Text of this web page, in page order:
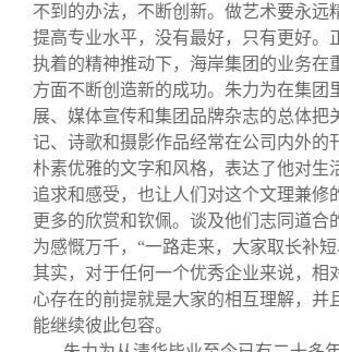
不到的办法，不断创新。做艺术要永远
提高专业水平，没有最好，只有更好。
执着的精神推动下，海岸集团的业务在
方面不断创造新的成功。朱力为在集团
展、媒体宣传和集团品牌杂志的总体把
记、诗歌和摄影作品经常在公司内外的
朴素优雅的文字和风格，表达了他对生
追求和感受，也让人们对这个文理兼修
更多的欣赏和钦佩。谈及他们志同道合
为感慨万千，“一路走来，大家取长补
其实，对于任何一个优秀企业来说，相
心存在的前提就是大家的相互理解，并
能继续彼此包容。